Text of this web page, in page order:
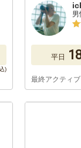
平日
最終アクティ